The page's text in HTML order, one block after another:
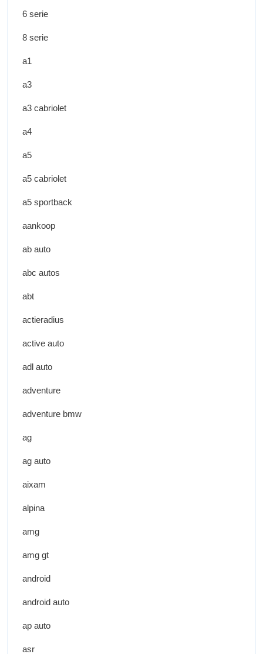
6 serie
8 serie
a1
a3
a3 cabriolet
a4
a5
a5 cabriolet
a5 sportback
aankoop
ab auto
abc autos
abt
actieradius
active auto
adl auto
adventure
adventure bmw
ag
ag auto
aixam
alpina
amg
amg gt
android
android auto
ap auto
asr